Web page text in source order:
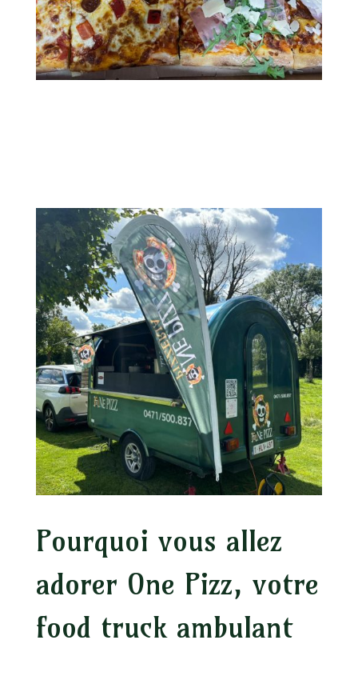
Pourquoi vous allez
adorer One Pizz, votre
food truck ambulant